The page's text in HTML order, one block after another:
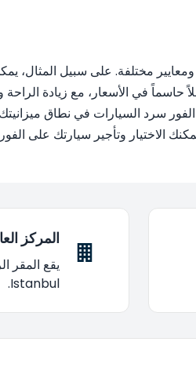
مختلفة. على سبيل المثال،
حاسماً في الأسعار، مع زيادة
سرد السيارات في نطاق
المركز
Istanbul.